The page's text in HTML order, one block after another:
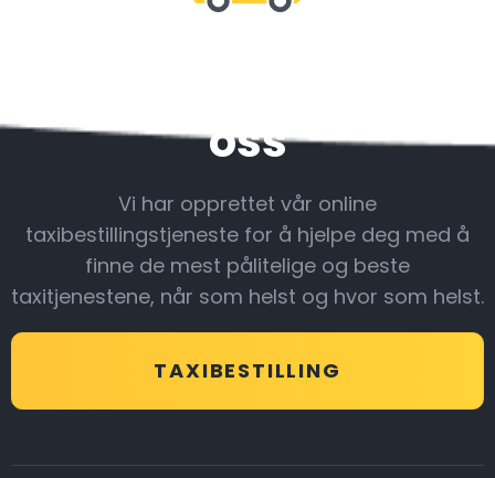
oss
Vi har opprettet vår online
taxibestillingstjeneste for å hjelpe deg med å
finne de mest pålitelige og beste
taxitjenestene, når som helst og hvor som helst.
TAXIBESTILLING